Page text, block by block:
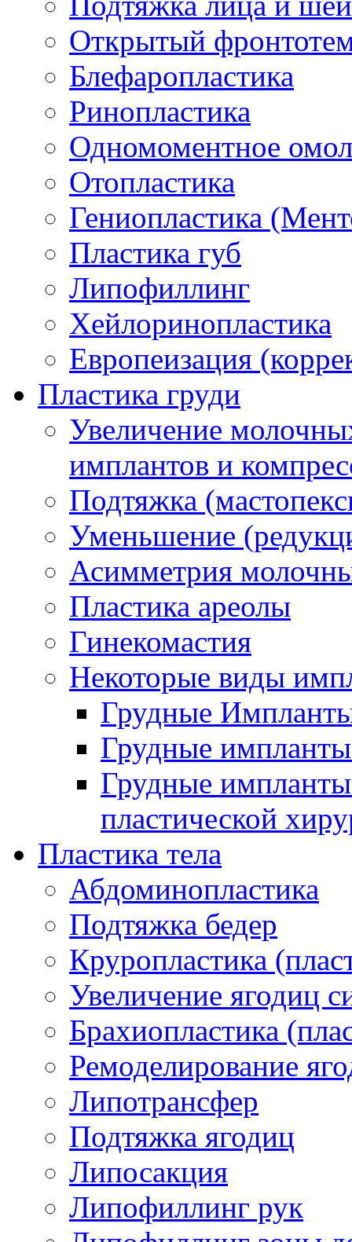
Открытый
Блефаропластика
Ринопластика
Одномоментное
Отопластика
Гениопластика
Пластика губ
Липофиллинг
Хейлоринопластика
Европеизация
Пластика груди
Увеличение
имплантов и
Подтяжка
Уменьшение
Асимметрия
Пластика ареолы
Гинекомастия
Некоторые виды
Грудные
Грудные
Грудные
пластической
Пластика тела
Абдоминопластика
Подтяжка бедер
Круропластика
Увеличение ягодиц
Брахиопластика
Ремоделирование
Липотрансфер
Подтяжка ягодиц
Липосакция
Липофиллинг рук